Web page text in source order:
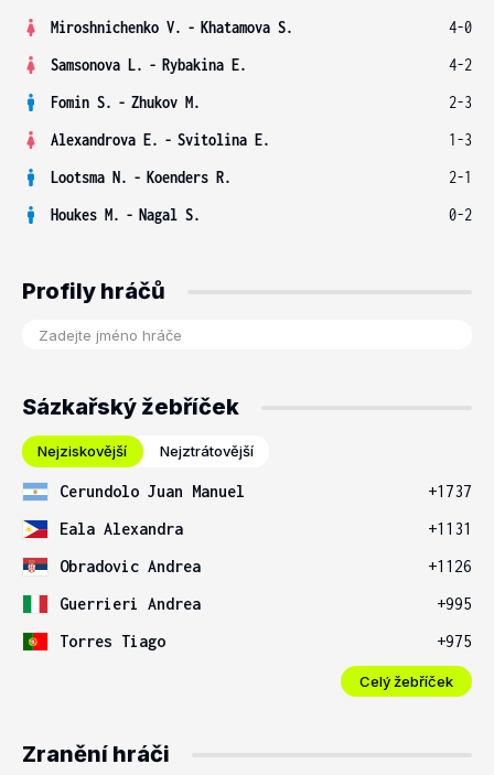
Miroshnichenko V. - Khatamova S.
4-0
Samsonova L. - Rybakina E.
4-2
Fomin S. - Zhukov M.
2-3
Alexandrova E. - Svitolina E.
1-3
Lootsma N. - Koenders R.
2-1
Houkes M. - Nagal S. 0-2
Profily hráčů
Sázkařský žebříček
Nejziskovější Nejztrátovější
Cerundolo Juan Manuel
+1737
Eala Alexandra
+1131
Obradovic Andrea
+1126
Guerrieri Andrea
+995
Torres Tiago
+975
Celý žebříček
Zranění hráči